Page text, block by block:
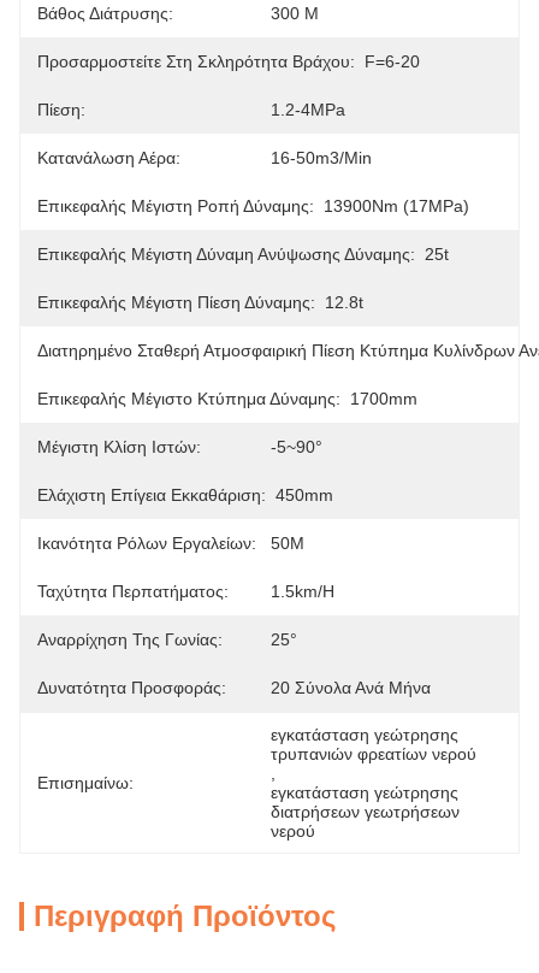
Βάθος Διάτρυσης: 300 M
Προσαρμοστείτε Στη Σκληρότητα Βράχου: F=6-20
Πίεση: 1.2-4MPa
Κατανάλωση Αέρα: 16-50m3/min
Επικεφαλής Μέγιστη Ροπή Δύναμης: 13900Nm (17MPa)
Επικεφαλής Μέγιστη Δύναμη Ανύψωσης Δύναμης: 25t
Επικεφαλής Μέγιστη Πίεση Δύναμης: 12.8t
Διατηρημένο Σταθερή Ατμοσφαιρική Πίεση Κτύπημα Κυλίνδρων
Επικεφαλής Μέγιστο Κτύπημα Δύναμης: 1700mm
Μέγιστη Κλίση Ιστών: -5~90°
Ελάχιστη Επίγεια Εκκαθάριση: 450mm
Ικανότητα Ρόλων Εργαλείων: 50M
Ταχύτητα Περπατήματος: 1.5km/h
Αναρρίχηση Της Γωνίας: 25°
Δυνατότητα Προσφοράς: 20 Σύνολα Ανά Μήνα
Επισημαίνω:
εγκατάσταση γεώτρησης
τρυπανιών φρεατίων νερού
εγκατάσταση γεώτρησης
διατρήσεων γεωτρήσεων
νερού
Περιγραφή Προϊόντος